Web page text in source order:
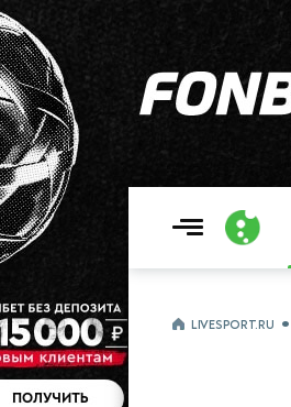
LIVESPORT.RU